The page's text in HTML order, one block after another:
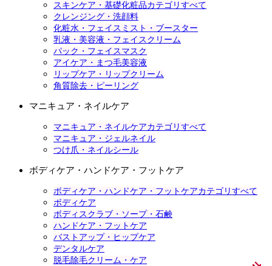
スキンケア・基礎化粧品カテゴリすべて
クレンジング・洗顔料
化粧水・フェイスミスト・ブースター
乳液・美容液・フェイスクリーム
パック・フェイスマスク
アイケア・まつ毛美容液
リップケア・リップクリーム
角質除去・ピーリング
マニキュア・ネイルケア
マニキュア・ネイルケアカテゴリすべて
マニキュア・ジェルネイル
つけ爪・ネイルシール
ボディケア・ハンドケア・フットケア
ボディケア・ハンドケア・フットケアカテゴリすべて
ボディケア
ボディスクラブ・ソープ・石鹸
ハンドケア・フットケア
バストアップ・ヒップケア
デンタルケア
脱毛除毛クリーム・ケア